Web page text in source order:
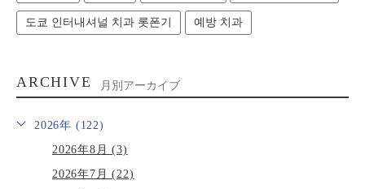
도쿄 인터내셔널 치과 롯폰기 예방 치과
ARCHIVE 月別アーカイブ
2026年 (122)
2026年8月 (3)
2026年7月 (22)